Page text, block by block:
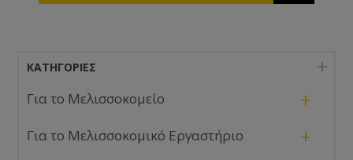
ΚΑΤΗΓΟΡΊΕΣ
Για το Μελισσοκομείο +
Για το Μελισσοκομικό Εργαστήριο +